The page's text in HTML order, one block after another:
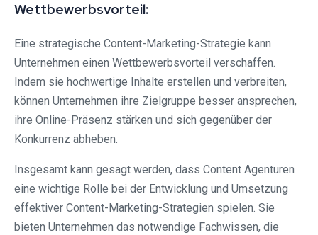
Wettbewerbsvorteil:
Eine strategische Content-Marketing-Strategie kann
Unternehmen einen Wettbewerbsvorteil verschaffen.
Indem sie hochwertige Inhalte erstellen und verbreiten,
können Unternehmen ihre Zielgruppe besser ansprechen,
ihre Online-Präsenz stärken und sich gegenüber der
Konkurrenz abheben.
Insgesamt kann gesagt werden, dass Content Agenturen
eine wichtige Rolle bei der Entwicklung und Umsetzung
effektiver Content-Marketing-Strategien spielen. Sie
bieten Unternehmen das notwendige Fachwissen, die